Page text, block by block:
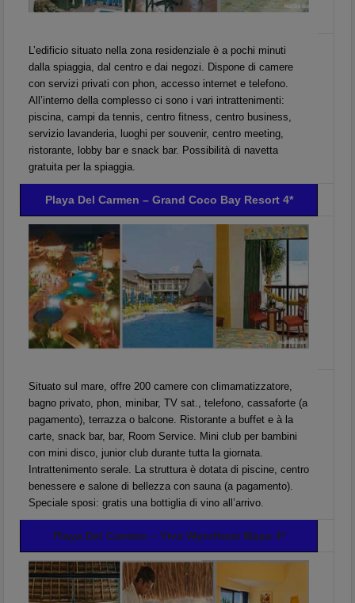
L’edificio situato nella zona residenziale è a pochi minuti
dalla spiaggia, dal centro e dai negozi. Dispone di camere
con servizi privati con phon, accesso internet e telefono.
All’interno della complesso ci sono i vari intrattenimenti:
piscina, campi da tennis, centro fitness, centro business,
servizio lavanderia, luoghi per souvenir, centro meeting,
ristorante, lobby bar e snack bar. Possibilità di navetta
gratuita per la spiaggia.
Playa Del Carmen – Grand Coco Bay Resort 4*
Situato sul mare, offre 200 camere con climamatizzatore,
bagno privato, phon, minibar, TV sat., telefono, cassaforte (a
pagamento), terrazza o balcone. Ristorante a buffet e à la
carte, snack bar, bar, Room Service. Mini club per bambini
con mini disco, junior club durante tutta la giornata.
Intrattenimento serale. La struttura è dotata di piscine, centro
benessere e salone di bellezza con sauna (a pagamento).
Speciale sposi: gratis una bottiglia di vino all’arrivo.
Playa Del Carmen – Viva Wyndham Maya 4*